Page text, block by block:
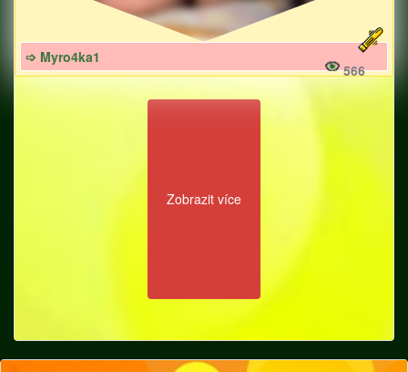
➩ Myro4ka1
566
Zobrazit více